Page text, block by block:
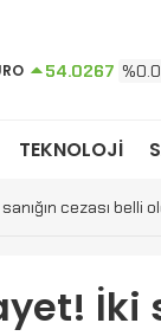
54.0267
TEKNOLOJİ
cezası belli
İki